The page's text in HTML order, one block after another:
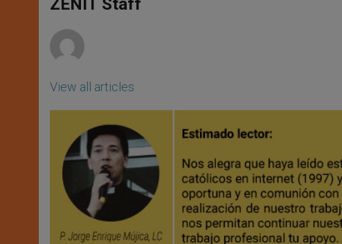
p e k
ZENIT Staff
View all articles